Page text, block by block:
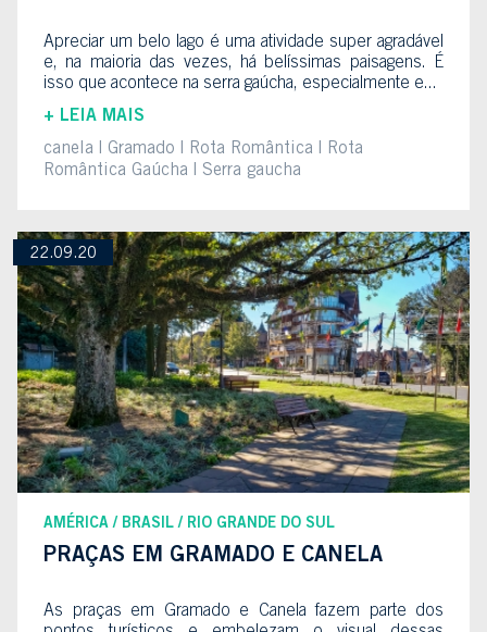
Apreciar um belo lago é uma atividade super agradável
e, na maioria das vezes, há belíssimas paisagens. É
isso que acontece na serra gaúcha, especialmente e...
+ LEIA MAIS
canela
Gramado Rota Romântica
Rota
Romântica Gaúcha
Serra gaucha
22.09.20
AMÉRICA BRASIL RIO GRANDE DO SUL
PRAÇAS EM GRAMADO E CANELA
As praças em Gramado e Canela fazem parte dos